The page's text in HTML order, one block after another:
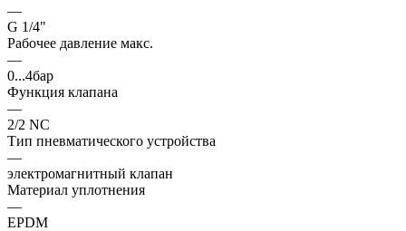
—
G 1/4"
Рабочее давление макс.
—
0...4бар
Функция клапана
—
2/2 NC
Тип пневматического устройства
—
электромагнитный клапан
Материал уплотнения
—
EPDM